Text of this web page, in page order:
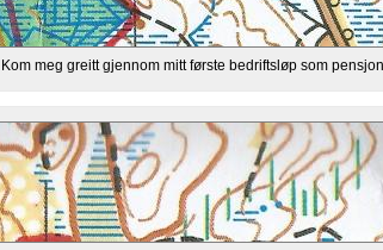
Kom meg greitt gjennom mitt første bedriftsløp som